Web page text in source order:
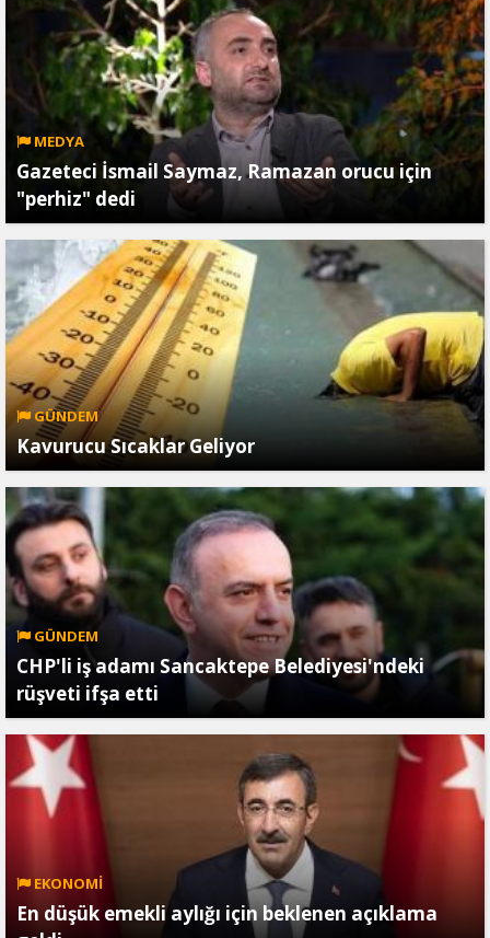
MEDYA
Gazeteci İsmail Saymaz, Ramazan orucu için
"perhiz" dedi
GÜNDEM
Kavurucu Sıcaklar Geliyor
GÜNDEM
CHP'li iş adamı Sancaktepe Belediyesi'ndeki
rüşveti ifşa etti
EKONOMİ
En düşük emekli aylığı için beklenen açıklama